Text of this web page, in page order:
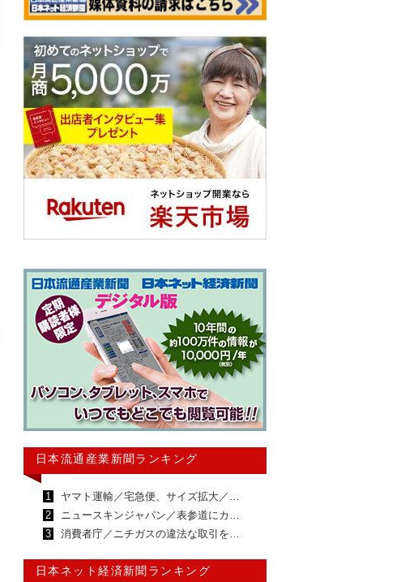
日本流通産業新聞ランキング
1
ヤマト運輸／宅急便、サイズ拡大／…
2
ニュースキンジャパン／表参道にカ…
3
消費者庁／ニチガスの違法な取引を…
日本ネット経済新聞ランキング